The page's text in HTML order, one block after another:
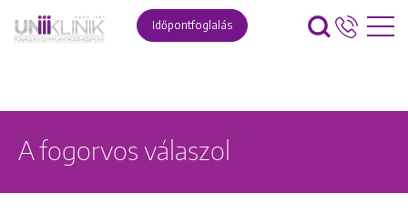
Időpontfoglalás
A fogorvos válaszol